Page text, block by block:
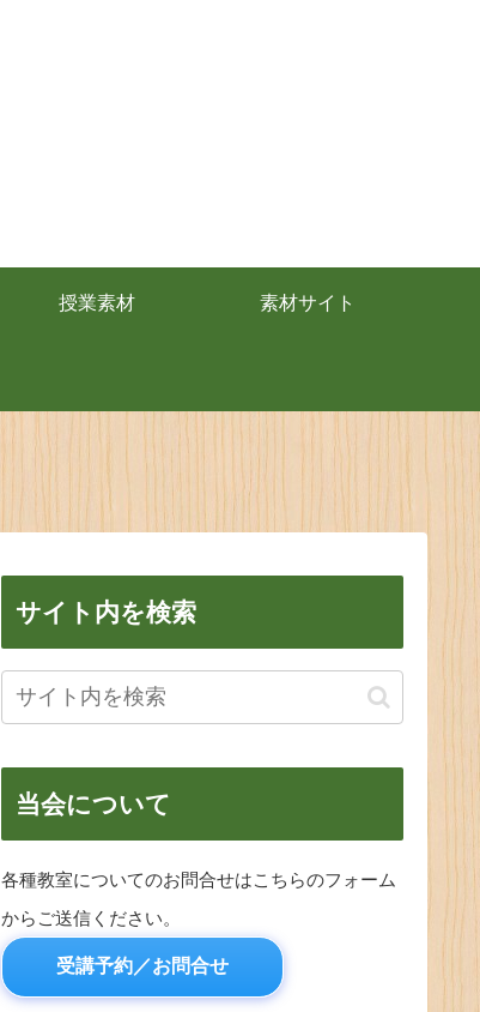
授業素材 素材サイト
サイト内を検索
当会について
各種教室についてのお問合せはこちらのフォーム
からご送信ください。
受講予約／お問合せ